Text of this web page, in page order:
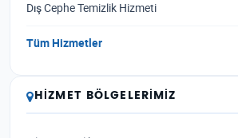
Dış Cephe Temizlik Hizmeti
Tüm Hizmetler
HIZMET BÖLGELERIMIZ